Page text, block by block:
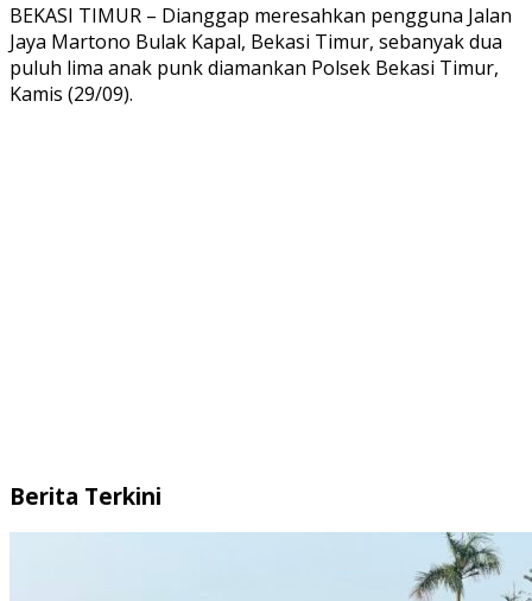
BEKASI TIMUR – Dianggap meresahkan pengguna Jalan
Jaya Martono Bulak Kapal, Bekasi Timur, sebanyak dua
puluh lima anak punk diamankan Polsek Bekasi Timur,
Kamis (29/09).
Berita Terkini